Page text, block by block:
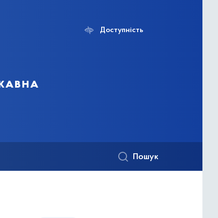
Доступність
Пошук